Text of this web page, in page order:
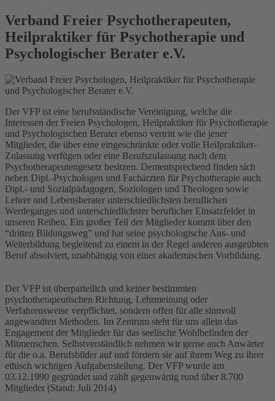
Verband Freier Psychotherapeuten,
Heilpraktiker für Psychotherapie und
Psychologischer Berater e.V.
Der VFP ist eine berufsständische Vereinigung, welche die
Interessen der Freien Psychologen, Heilpraktiker für Psychotherapie
und Psychologischen Berater ebenso vertritt wie die jener
Mitglieder, die über eine eingeschränkte oder volle Heilpraktiker-
Zulassung verfügen oder eine Berufszulassung nach dem
Psychotherapeutengesetz besitzen. Dementsprechend finden sich
neben Dipl.-Psychologen und Fachärzten für Psychotherapie auch
Dipl.- und Sozialpädagogen, Soziologen und Theologen sowie
Lehrer und Lebensberater unterschiedlichsten beruflichen
Werdeganges und unterschiedlichster beruflicher Einsatzfelder in
unseren Reihen. Ein großer Teil der Mitglieder kommt über den
“dritten Bildungsweg” und hat seine psychologische Aus- und
Weiterbildung begleitend zu einem in der Regel anderen ausgeübten
Beruf absolviert, unabhängig von einer akademischen Vorbildung.
Der VFP ist überparteilich und keiner bestimmten
psychotherapeutischen Richtung, Lehrmeinung oder
Verfahrensweise verpflichtet, sondern offen für alle sinnvoll
angewandten Methoden. Im Zentrum steht für uns allein das
Engagement der Mitglieder für das seelische Wohlbefinden der
Mitmenschen. Selbstverständlich nehmen wir gerne auch Anwärter
für die o.a. Berufsbilder auf und fördern sie auf ihrem Weg zu ihrer
ethisch wichtigen Aufgabenstellung. Der VFP wurde am
03.12.1990 gegründet und zählt gegenwärtig rund über 8.700
Mitglieder (Stand: Juli 2014)